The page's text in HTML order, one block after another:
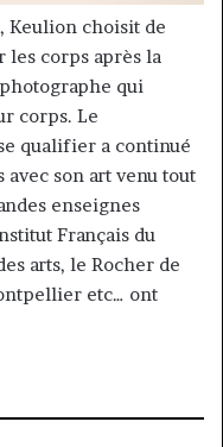
Keulion choisit de
les corps après la
qui
corps. Le
qualifier a continué
avec son art venu tout
enseignes
Français du
arts, le Rocher de
etc… ont